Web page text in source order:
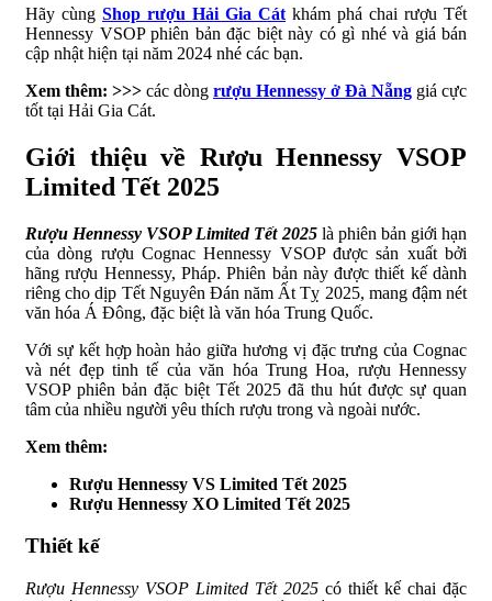
Hãy cùng Shop rượu Hải Gia Cát khám phá chai rượu Tết
Hennessy VSOP phiên bản đặc biệt này có gì nhé và giá bán
cập nhật hiện tại năm 2024 nhé các bạn.
Xem thêm: >>> các dòng rượu Hennessy ở Đà Nẵng giá cực
tốt tại Hải Gia Cát.
Giới thiệu về Rượu Hennessy VSOP
Limited Tết 2025
Rượu Hennessy VSOP Limited Tết 2025 là phiên bản giới hạn
của dòng rượu Cognac Hennessy VSOP được sản xuất bởi
hãng rượu Hennessy, Pháp. Phiên bản này được thiết kế dành
riêng cho dịp Tết Nguyên Đán năm Ất Tỵ 2025, mang đậm nét
văn hóa Á Đông, đặc biệt là văn hóa Trung Quốc.
Với sự kết hợp hoàn hảo giữa hương vị đặc trưng của Cognac
và nét đẹp tinh tế của văn hóa Trung Hoa, rượu Hennessy
VSOP phiên bản đặc biệt Tết 2025 đã thu hút được sự quan
tâm của nhiều người yêu thích rượu trong và ngoài nước.
Xem thêm:
Rượu Hennessy VS Limited Tết 2025
Rượu Hennessy XO Limited Tết 2025
Thiết kế
Rượu Hennessy VSOP Limited Tết 2025 có thiết kế chai đặc